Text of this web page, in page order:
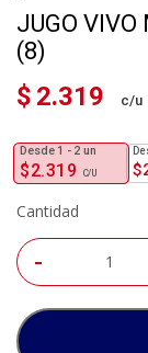
JUGO VIVO
(8)
$ 2.319
$2.319
1 - 2 un
$
Cantidad
-